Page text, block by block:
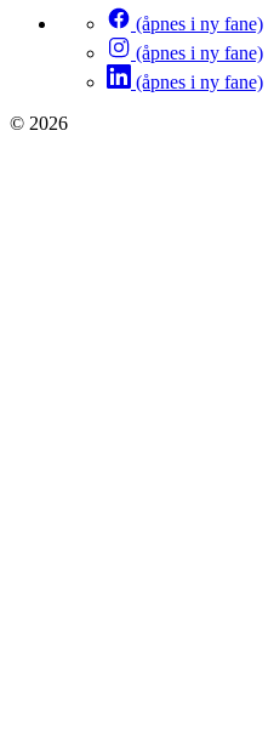
(åpnes i ny fane)
(åpnes i ny fane)
(åpnes i ny fane)
© 2026